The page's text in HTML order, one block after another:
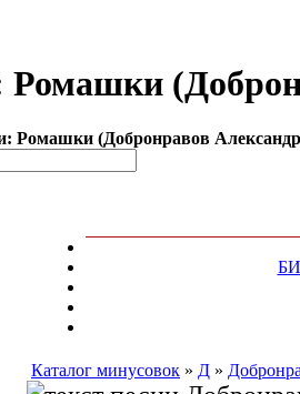
Ромашки
Ромашки (Добронравов
Каталог минусовок » Д »